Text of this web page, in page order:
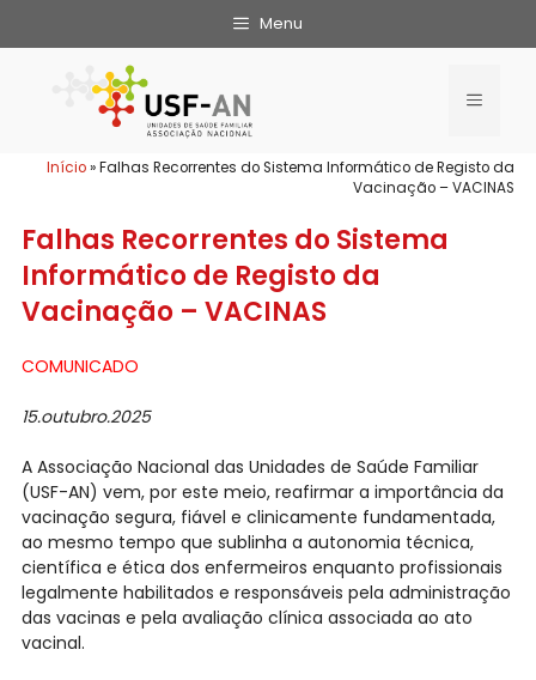
Menu
Início»Falhas Recorrentes do Sistema Informático de Registo da
Vacinação – VACINAS
Falhas Recorrentes do Sistema
Informático de Registo da
Vacinação – VACINAS
COMUNICADO
15.outubro.2025
A Associação Nacional das Unidades de Saúde Familiar
(USF-AN) vem, por este meio, reafirmar a importância da
vacinação segura, fiável e clinicamente fundamentada,
ao mesmo tempo que sublinha a autonomia técnica,
científica e ética dos enfermeiros enquanto profissionais
legalmente habilitados e responsáveis pela administração
das vacinas e pela avaliação clínica associada ao ato
vacinal.